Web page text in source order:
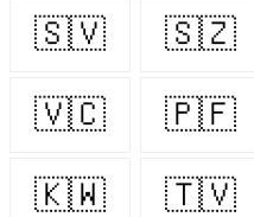
🇸🇻 🇸🇿
🇻🇨 🇵🇫
🇰🇼 🇹🇻